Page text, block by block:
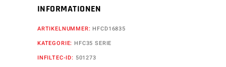
INFORMATIONEN
ARTIKELNUMMER:HFCD16835
KATEGORIE:HFC35 SERIE
INFILTEC-ID: 501273